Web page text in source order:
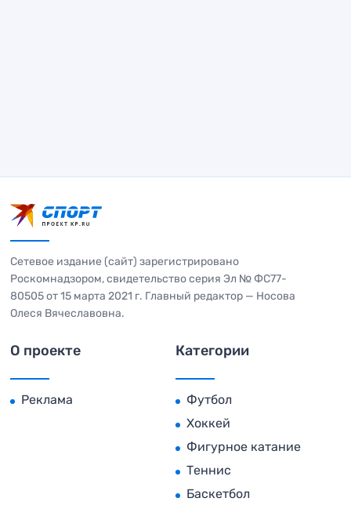
Сетевое издание (сайт) зарегистрировано
Роскомнадзором, свидетельство серия Эл № ФС77-
80505 от 15 марта 2021 г. Главный редактор — Носова
Олеся Вячеславовна.
О проекте
Реклама
Категории
Футбол
Хоккей
Фигурное катание
Теннис
Баскетбол